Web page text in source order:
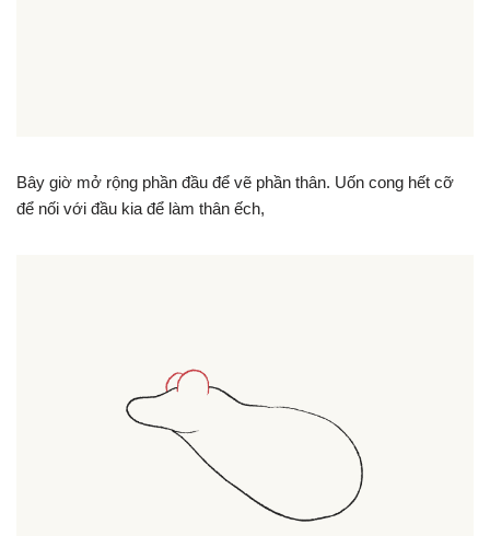
Bây giờ mở rộng phần đầu để vẽ phần thân. Uốn cong hết cỡ
để nối với đầu kia để làm thân ếch,